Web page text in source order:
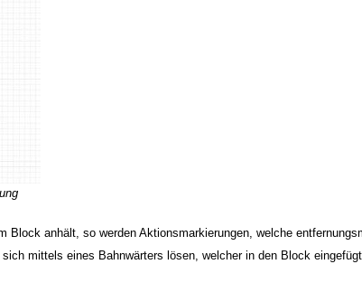
Block anhält, so werden Aktionsmarkierungen, welche
mittels eines Bahnwärters lösen, welcher in den Block